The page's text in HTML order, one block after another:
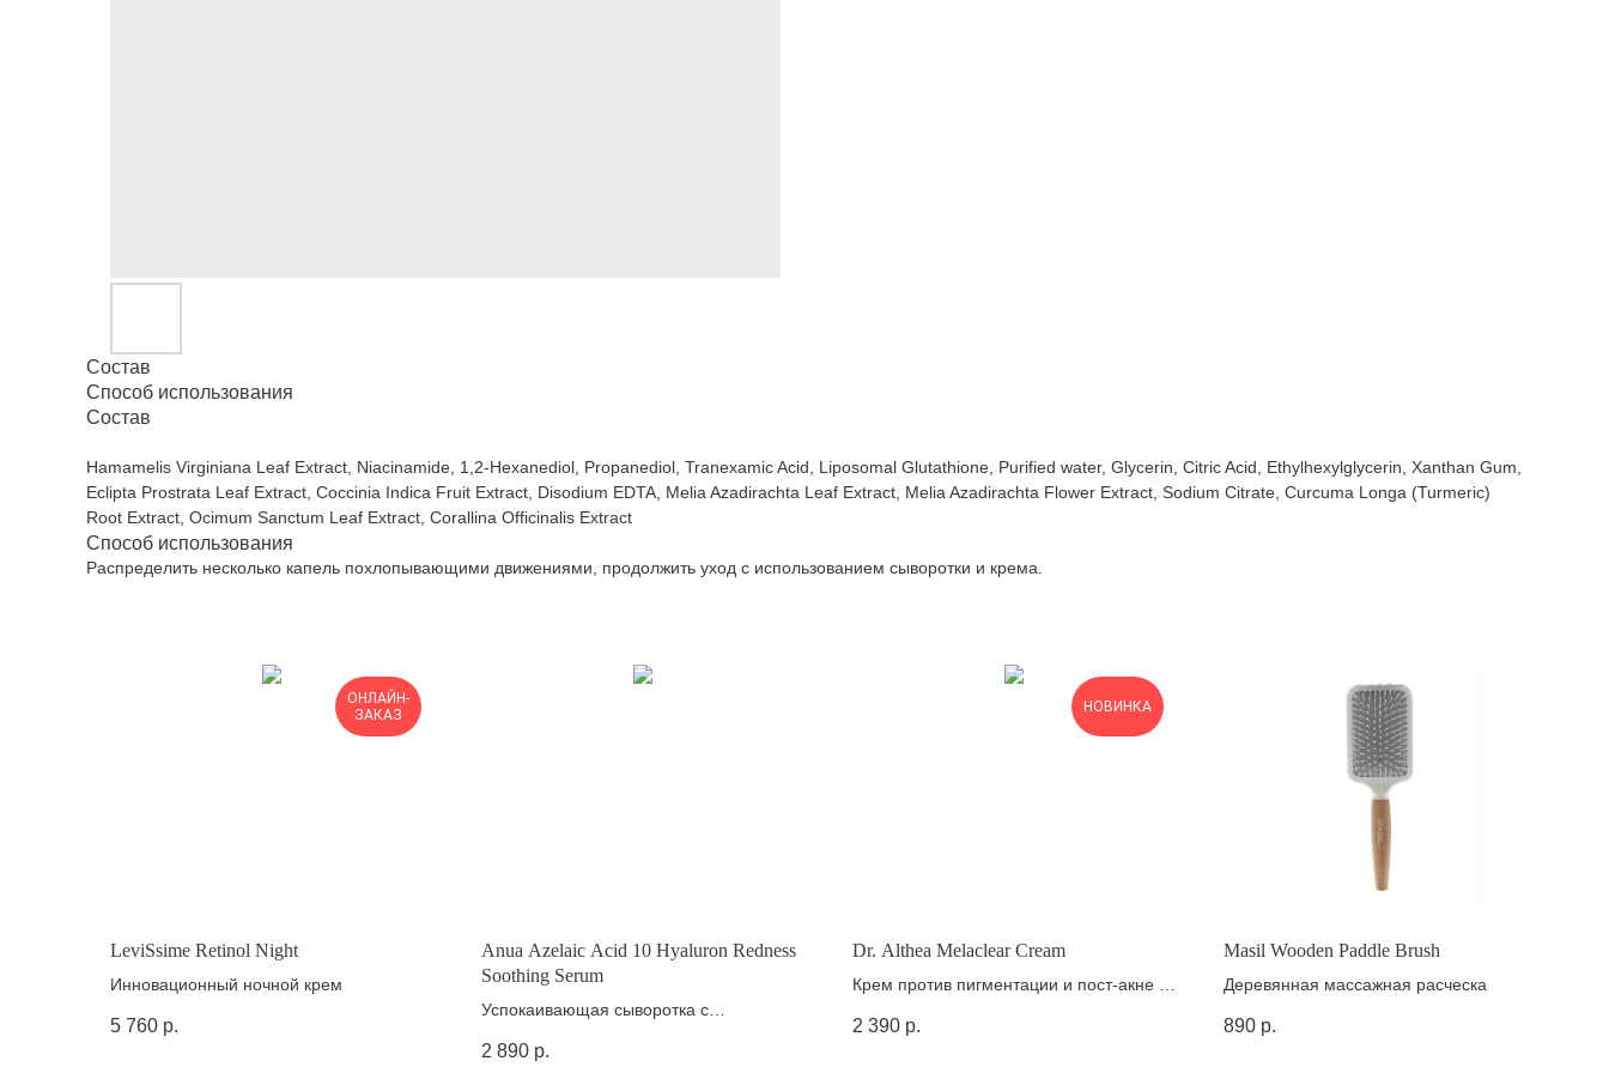
Состав
Способ использования
Состав
Hamamelis Virginiana Leaf Extract, Niacinamide, 1,2-Hexanediol, Propanediol, Tranexamic Acid, Liposomal Glutathione, Purified water, Glycerin, Citric Acid, Ethylhexylglycerin, Xanthan Gum,
Eclipta Prostrata Leaf Extract, Coccinia Indica Fruit Extract, Disodium EDTA, Melia Azadirachta Leaf Extract, Melia Azadirachta Flower Extract, Sodium Citrate, Curcuma Longa (Turmeric)
Root Extract, Ocimum Sanctum Leaf Extract, Corallina Officinalis Extract
Способ использования
Распределить несколько капель похлопывающими движениями, продолжить уход с использованием сыворотки и крема.
ОНЛАЙН-
ЗАКАЗ
LeviSsime Retinol Night
Инновационный ночной крем
5 760 р.
Anua Azelaic Acid 10 Hyaluron Redness
Soothing Serum
Успокаивающая сыворотка с
2 890 р.
НОВИНКА
Dr. Althea Melaclear Cream
Крем против пигментации и пост-акне с
ниацинамидом
2 390 р.
Masil Wooden Paddle Brush
Деревянная массажная расческа
890 р.